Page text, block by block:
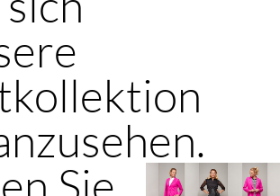
Sie